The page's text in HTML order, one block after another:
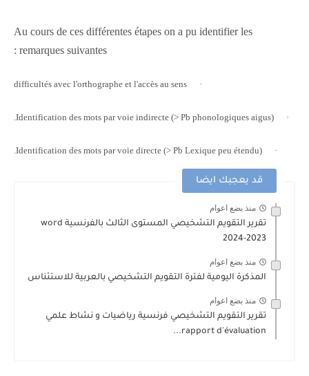
Au cours de ces différentes étapes on a pu identifier les
remarques suivantes :
·
difficultés avec l'orthographe et l'accès au sens
·
Identification des mots par voie indirecte (> Pb phonologiques aigus).
·
Identification des mots par voie directe (> Pb Lexique peu étendu).
قد يعجبك ايضا
منذ بضع اعوام
تقرير التقويم التشخيصي المستوى الثالث بالفرنسية word
2024-2023
منذ بضع اعوام
المذكرة اليومية لفترة التقويم التشخيصي بالعربية للاستئناس
منذ بضع اعوام
تقرير التقويم التشخيصي فرنسية رياضيات و نشاط علمي
rapport d'évaluation...